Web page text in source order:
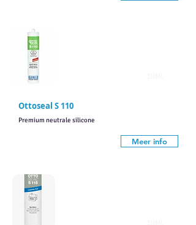
Ottoseal S 110
Premium neutrale silicone
Meer info